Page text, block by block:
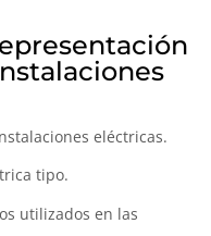
eléctricas.
tipo.
utilizados en las